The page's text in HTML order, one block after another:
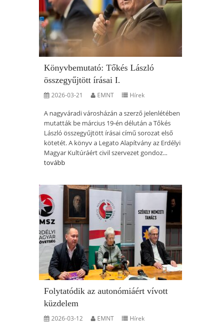
Könyvbemutató: Tőkés László
összegyűjtött írásai I.
2026-03-21 EMNT Hírek
A nagyváradi városházán a szerző jelenlétében
mutatták be március 19-én délután a Tőkés
László összegyűjtött írásai című sorozat első
kötetét. A könyv a Legato Alapítvány az Erdélyi
Magyar Kultúráért civil szervezet gondoz...
tovább
Folytatódik az autonómiáért vívott
küzdelem
2026-03-12 EMNT Hírek